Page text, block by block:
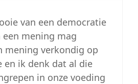
van een democratie
een mening mag
mening verkondig op
en ik denk dat al die
in onze voeding